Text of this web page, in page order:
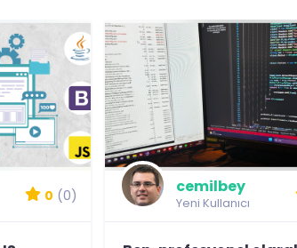
0 (0) cemilbey
Yeni Kullanıcı